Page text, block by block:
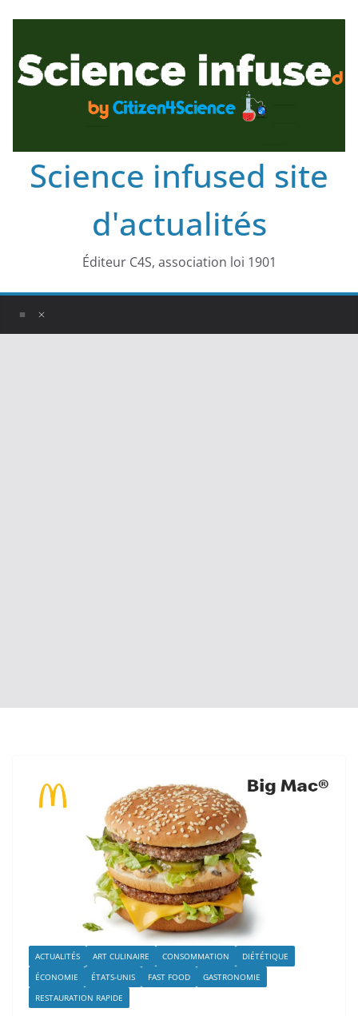
Science infused site
d'actualités
Éditeur C4S, association loi 1901
ACTUALITÉS ART CULINAIRE CONSOMMATION
DIÉTÉTIQUE
ÉCONOMIE
ÉTATS-UNIS FAST FOOD
GASTRONOMIE
RESTAURATION RAPIDE